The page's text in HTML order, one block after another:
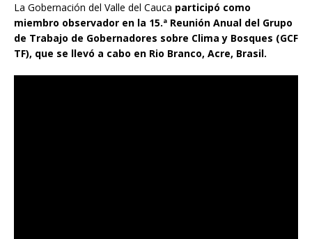
La Gobernación del Valle del Cauca participó como
miembro observador en la 15.ª Reunión Anual del Grupo
de Trabajo de Gobernadores sobre Clima y Bosques (GCF
TF), que se llevó a cabo en Rio Branco, Acre, Brasil.